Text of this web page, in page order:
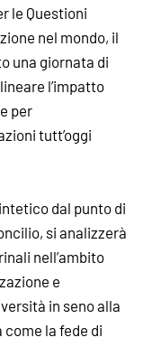
le Questioni
nel mondo, il
una giornata di
l’impatto
per
tutt’oggi
dal punto di
si analizzerà
nell’ambito
e
in seno alla
la fede di